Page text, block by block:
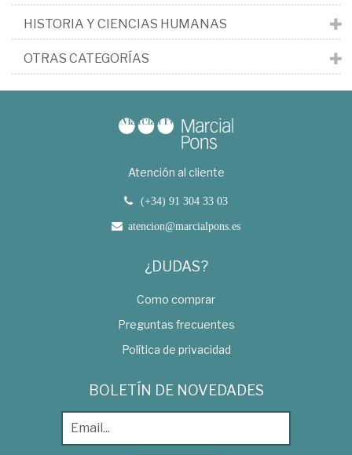
HISTORIA Y CIENCIAS HUMANAS
OTRAS CATEGORÍAS
Atención al cliente
(+34) 91 304 33 03
atencion@marcialpons.es
¿DUDAS?
Como comprar
Preguntas frecuentes
Política de privacidad
BOLETÍN DE NOVEDADES